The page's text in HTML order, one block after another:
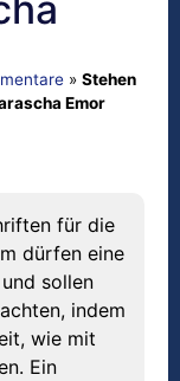
» Stehen
Emor
für die
dürfen eine
sollen
indem
wie mit
Ein